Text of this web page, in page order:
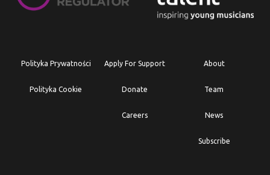
Polityka Prywatności
Polityka Cookie
Apply For Support
Donate
Careers
About
Team
News
Subscribe